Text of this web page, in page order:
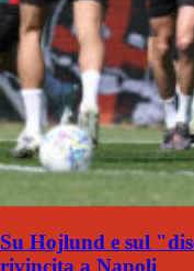
Su Hojlund e sul